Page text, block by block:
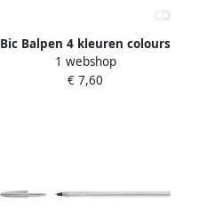
Bic Balpen 4 kleuren colours
stylus medium zwart grijs
1 webshop
€ 7,60